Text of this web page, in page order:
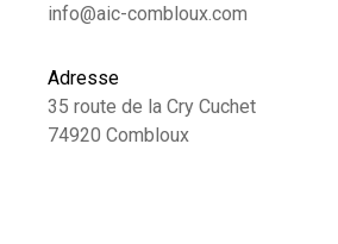
info@aic-combloux.com
Adresse
35 route de la Cry Cuchet
74920 Combloux